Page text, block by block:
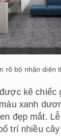
rõ bộ nhận diện
kê chiếc
xanh
đẹp mắt.
trí nhiều